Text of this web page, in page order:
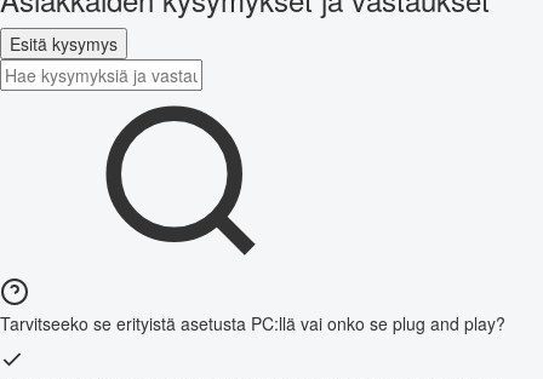
Esitä kysymys
Tarvitseeko se erityistä asetusta PC:llä vai onko se plug and play?